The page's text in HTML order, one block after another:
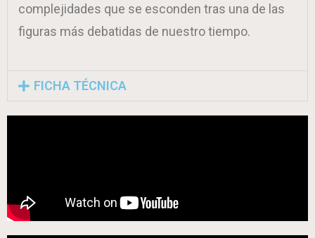
complejidades que se esconden tras una de las
figuras más debatidas de nuestro tiempo.
FICHA TÉCNICA